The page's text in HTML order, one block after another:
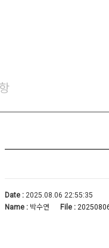
Date :2025.08.06 22:55:35
Name :박수연 File :